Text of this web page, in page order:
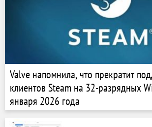
Valve напомнила, что прекратит
клиентов Steam на 32-разрядных
января 2026 года